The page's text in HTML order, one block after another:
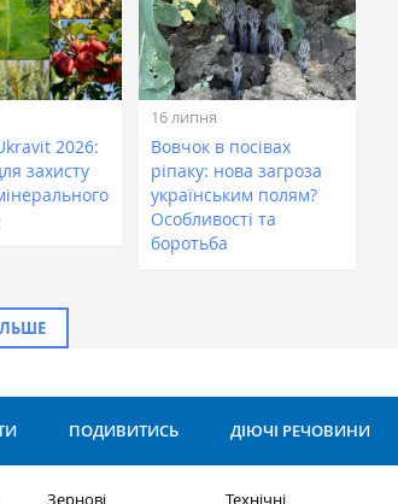
2026:
захисту
16 липня
Вовчок в посівах
ріпаку: нова загроза
українським полям?
Особливості та
боротьба
ПОДИВИТИСЬ ДІЮЧІ РЕЧОВИНИ
Зернові
Технічні